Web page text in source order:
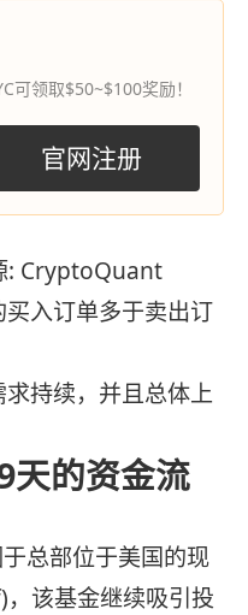
可领取$50~$100奖励！
官网注册
: CryptoQuant
入订单多于卖出订
持续，并且总体上
天的资金流
总部位于美国的现
该基金继续吸引投